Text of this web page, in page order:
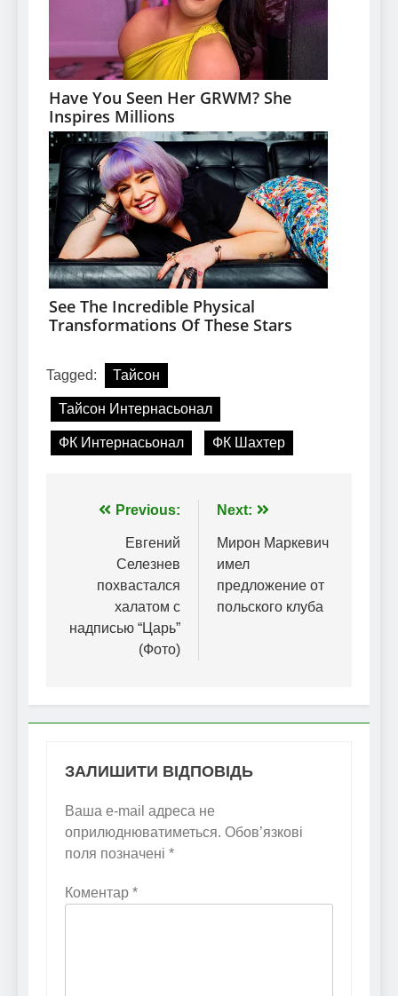
Tagged: Тайсон
Тайсон Интернасьонал
ФК Интернасьонал ФК Шахтер
Навігація
записів
Previous:
Евгений
Селезнев
похвастался
халатом с
надписью “Царь”
(Фото)
Next:
Мирон Маркевич
имел
предложение от
польского клуба
ЗАЛИШИТИ ВІДПОВІДЬ
Ваша e-mail адреса не
оприлюднюватиметься. Обов’язкові
поля позначені *
Коментар *